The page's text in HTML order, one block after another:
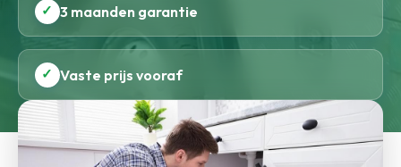
✓ 3 maanden garantie
✓ Vaste prijs vooraf